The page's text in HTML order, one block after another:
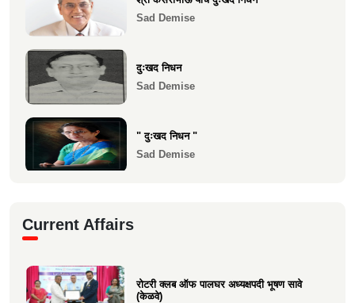
माकुणसारच्या एस के पाटील विद्यामंदिरच्या सन
1983 च्या 10 वी...
Sad Demise
दुःखद निधन
Sad Demise
" दुःखद निधन "
Sad Demise
Sad Demise
Current Affairs
रोटरी क्लब ऑफ पालघर अध्यक्षपदी भूषण सावे
(केळवे)